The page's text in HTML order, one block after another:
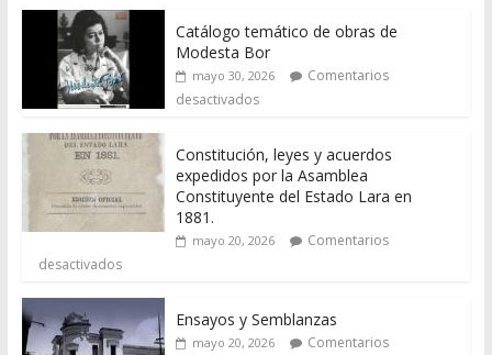
Catálogo temático de obras de
Modesta Bor
mayo 30, 2026
Comentarios
desactivados
Constitución, leyes y acuerdos
expedidos por la Asamblea
Constituyente del Estado Lara en
1881.
mayo 20, 2026
Comentarios
desactivados
Ensayos y Semblanzas
mayo 20, 2026
Comentarios